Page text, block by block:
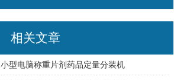
相关文章
小型电脑称重片剂药品定量分装机